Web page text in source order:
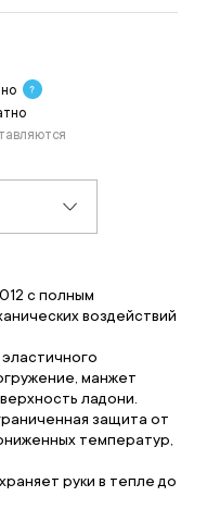
с полным
воздействий
манжет
ладони.
защита от
температур,
руки в тепле до